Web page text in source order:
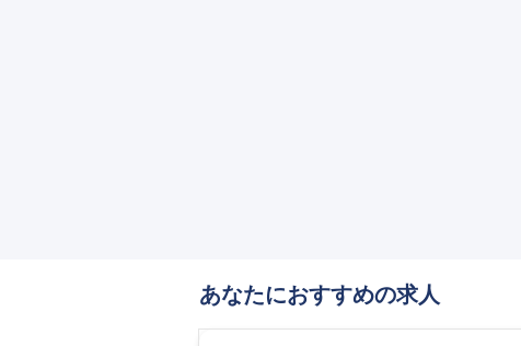
あなたにおすすめの求人